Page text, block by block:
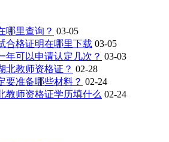
哪里查询？ 03-05
合格证明在哪里下载 03-05
年可以申请认定几次？ 03-03
北教师资格证？ 02-28
要准备哪些材料？ 02-24
教师资格证学历填什么 02-24